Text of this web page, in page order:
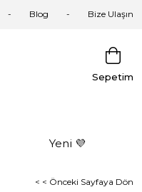
Blog Bize Ulaşın
Sepetim
Yeni 💜
< < Önceki Sayfaya Dön